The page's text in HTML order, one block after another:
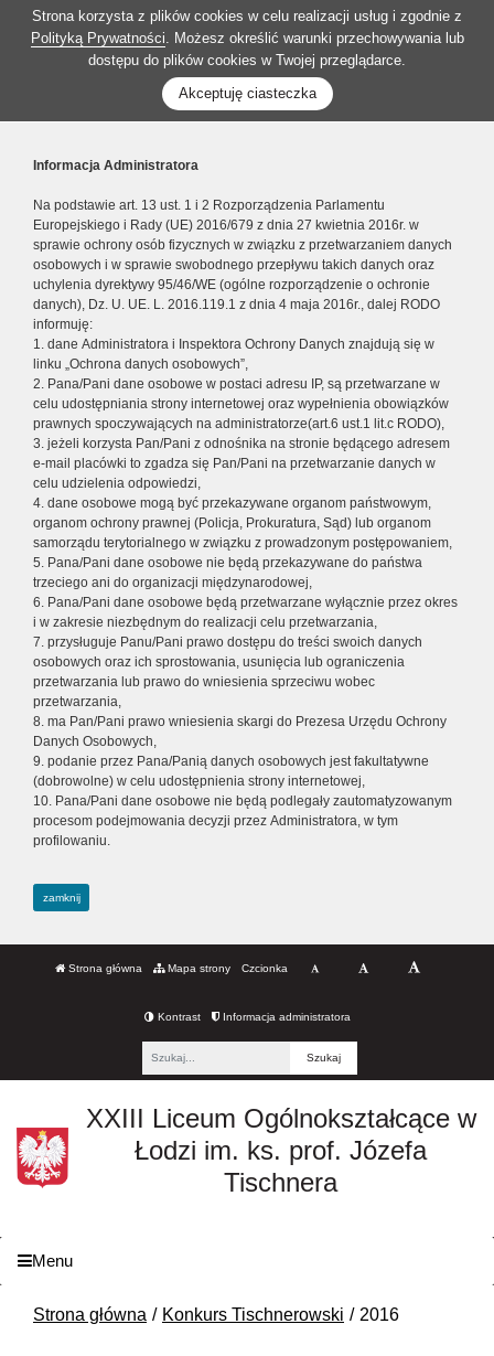
Strona korzysta z plików cookies w celu realizacji usług i zgodnie z
Polityką Prywatności. Możesz określić warunki przechowywania lub
dostępu do plików cookies w Twojej przeglądarce.
Akceptuję ciasteczka
Informacja Administratora
Na podstawie art. 13 ust. 1 i 2 Rozporządzenia Parlamentu
Europejskiego i Rady (UE) 2016/679 z dnia 27 kwietnia 2016r. w
sprawie ochrony osób fizycznych w związku z przetwarzaniem danych
osobowych i w sprawie swobodnego przepływu takich danych oraz
uchylenia dyrektywy 95/46/WE (ogólne rozporządzenie o ochronie
danych), Dz. U. UE. L. 2016.119.1 z dnia 4 maja 2016r., dalej RODO
informuję:
1. dane Administratora i Inspektora Ochrony Danych znajdują się w
linku „Ochrona danych osobowych”,
2. Pana/Pani dane osobowe w postaci adresu IP, są przetwarzane w
celu udostępniania strony internetowej oraz wypełnienia obowiązków
prawnych spoczywających na administratorze(art.6 ust.1 lit.c RODO),
3. jeżeli korzysta Pan/Pani z odnośnika na stronie będącego adresem
e-mail placówki to zgadza się Pan/Pani na przetwarzanie danych w
celu udzielenia odpowiedzi,
4. dane osobowe mogą być przekazywane organom państwowym,
organom ochrony prawnej (Policja, Prokuratura, Sąd) lub organom
samorządu terytorialnego w związku z prowadzonym postępowaniem,
5. Pana/Pani dane osobowe nie będą przekazywane do państwa
trzeciego ani do organizacji międzynarodowej,
6. Pana/Pani dane osobowe będą przetwarzane wyłącznie przez okres
i w zakresie niezbędnym do realizacji celu przetwarzania,
7. przysługuje Panu/Pani prawo dostępu do treści swoich danych
osobowych oraz ich sprostowania, usunięcia lub ograniczenia
przetwarzania lub prawo do wniesienia sprzeciwu wobec
przetwarzania,
8. ma Pan/Pani prawo wniesienia skargi do Prezesa Urzędu Ochrony
Danych Osobowych,
9. podanie przez Pana/Panią danych osobowych jest fakultatywne
(dobrowolne) w celu udostępnienia strony internetowej,
10. Pana/Pani dane osobowe nie będą podlegały zautomatyzowanym
procesom podejmowania decyzji przez Administratora, w tym
profilowaniu.
zamknij
Strona główna Mapa strony Czcionka
Kontrast Informacja administratora
XXIII Liceum Ogólnokształcące w
Łodzi im. ks. prof. Józefa
Tischnera
Menu
Strona główna Konkurs Tischnerowski 2016